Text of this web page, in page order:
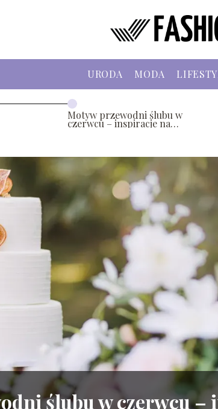
URODA MODA
Motyw przewodni ślubu w
czerwcu – inspiracje na
letnią ceremonię pełną
ślubu w czerwcu –